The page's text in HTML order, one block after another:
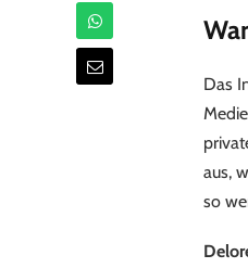
Das
aus,
so